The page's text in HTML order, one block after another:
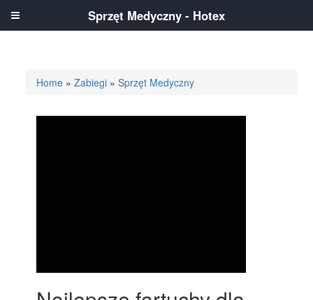
Home »Zabiegi »Sprzęt Medyczny
Sprzęt Medyczny - Hotex